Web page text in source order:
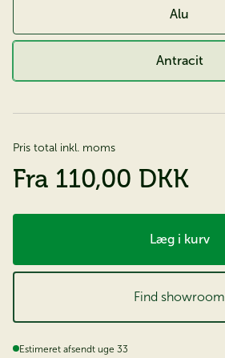
Alu
Antracit
Pris total inkl. moms
Fra 110,00 DKK
Læg i kurv
Find showroom
Estimeret afsendt uge 33